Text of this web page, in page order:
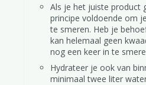
Als je het juiste product
principe voldoende om
te smeren. Heb je
kan helemaal geen
nog een keer in te
Hydrateer je ook van
minimaal twee liter